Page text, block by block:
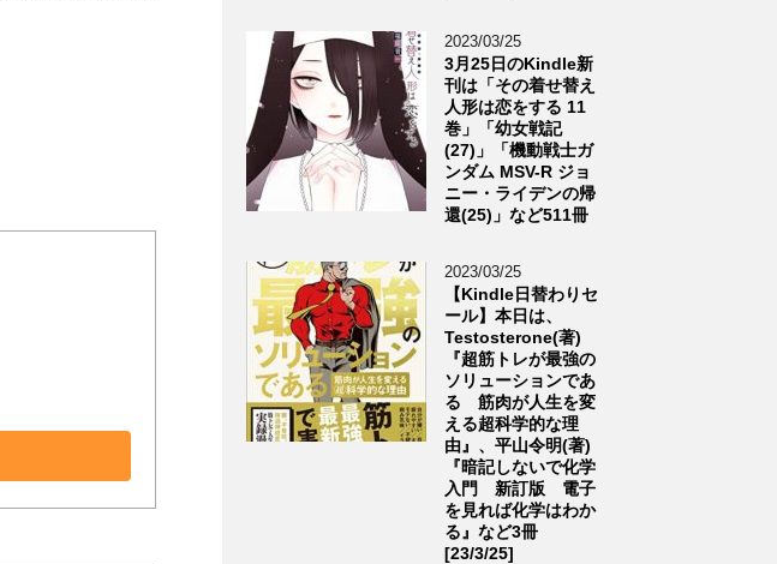
2023/03/25
3月25日のKindle新
刊は「その着せ替え
人形は恋をする 11
巻」「幼女戦記
(27)」「機動戦士ガ
ンダム MSV-R ジョ
ニー・ライデンの帰
還(25)」など511冊
2023/03/25
【Kindle日替わりセ
ール】本日は、
Testosterone(著)
『超筋トレが最強の
ソリューションであ
る 筋肉が人生を変
える超科学的な理
由』、平山令明(著)
『暗記しないで化学
入門 新訂版 電子
を見れば化学はわか
る』など3冊
[23/3/25]